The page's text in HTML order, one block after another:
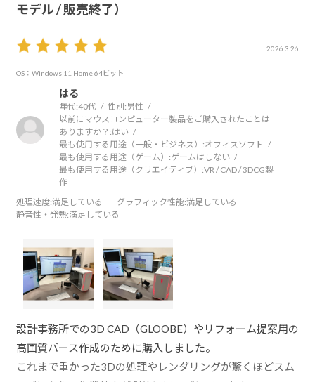
モデル / 販売終了）
2026.3.26
OS：Windows 11 Home 64ビット
はる
年代:40代 性別:男性
以前にマウスコンピューター製品をご購入されたことは
ありますか？:はい
最も使用する用途（一般・ビジネス）:オフィスソフト
最も使用する用途（ゲーム）:ゲームはしない
最も使用する用途（クリエイティブ）:VR / CAD / 3DCG製
作
処理速度:満足している グラフィック性能:満足している
静音性・発熱:満足している
設計事務所での3D CAD（GLOOBE）やリフォーム提案用の
高画質パース作成のために購入しました。
これまで重かった3Dの処理やレンダリングが驚くほどスム